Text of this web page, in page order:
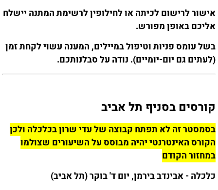
אישור לרישום לכיתה או לחילופין לרשימת המתנה יישלח
אליכם באופן מפורש.
בשל עומס פניות וטיפול במיילים, המענה עשוי לקחת זמן
(לעתים גם יום-יומיים). נודה על סבלנותכם.
קורסים בסניף תל אביב
בסמסטר זה לא תפתח קבוצה של עדי שרון בכלכלה ולכן
הקורס האינטרנטי יהיה מבוסס על השיעורים שצולמו
במחזור הקודם
כלכלה - אבינדב בירמן, יום ד' בוקר (תל אביב)